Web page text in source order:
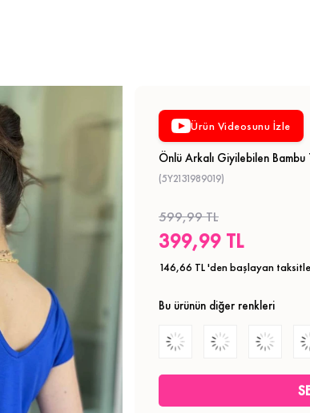
Ürün Videosunu İzle
Önlü Arkalı Giyilebilen Bambu
(5Y2131989019)
599,99 TL
399,99 TL
146,66 TL'den başlayan
Bu ürünün diğer renkleri